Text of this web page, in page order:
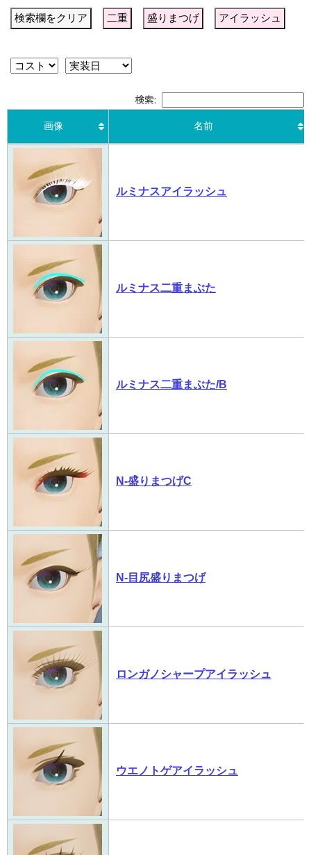
検索欄をクリア 二重 盛りまつげ アイラッシュ
検索:
画像 名前
画像
ルミナスアイラッシュ
ルミナス二重まぶた
ルミナス二重まぶた/B
N-盛りまつげC
N-目尻盛りまつげ
ロンガノシャープアイラッシュ
ウエノトゲアイラッシュ